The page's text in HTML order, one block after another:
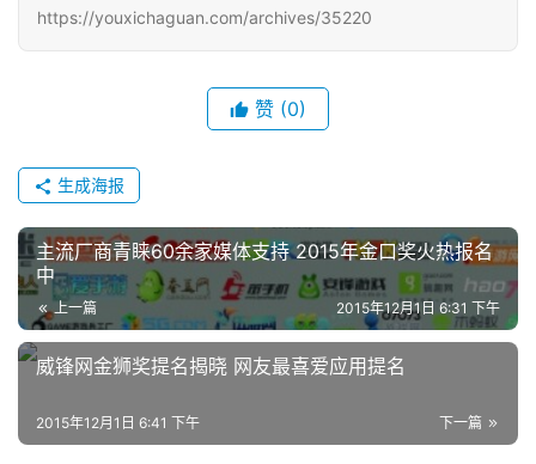
7
月
日
游
茶
对
接
上
https://youxichaguan.com/archives/35220
赞 (0)
生成海报
主流厂商青睐60余家媒体支持 2015年金口奖火热报名
中
上一篇 2015年12月1日 6:31 下午
威锋网金狮奖提名揭晓 网友最喜爱应用提名
下一篇
2015年12月1日 6:41 下午